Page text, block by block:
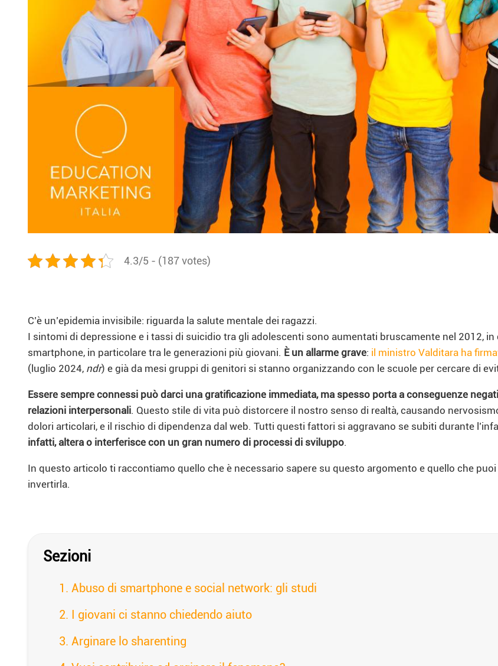
4.3/5 - (187 votes)
C’è un’epidemia invisibile: riguarda la salute mentale dei ragazzi.
I sintomi di depressione e i tassi di suicidio tra gli adolescenti sono aumentati bruscamente nel 2012,
smartphone, in particolare tra le generazioni più giovani. È un allarme grave: il ministro Valditara ha
(luglio 2024, ndr) e già da mesi gruppi di genitori si stanno organizzando con le scuole per cercare di
Essere sempre connessi può darci una gratificazione immediata, ma spesso porta a conseguenze
relazioni interpersonali. Questo stile di vita può distorcere il nostro senso di realtà, causando
dolori articolari, e il rischio di dipendenza dal web. Tutti questi fattori si aggravano se subiti durante
infatti, altera o interferisce con un gran numero di processi di sviluppo.
In questo articolo ti raccontiamo quello che è necessario sapere su questo argomento e quello che
invertirla.
Sezioni
Abuso di smartphone e social network: gli studi
I giovani ci stanno chiedendo aiuto
Arginare lo sharenting